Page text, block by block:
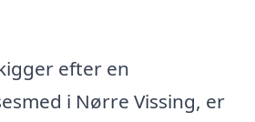
efter en
i Nørre Vissing, er